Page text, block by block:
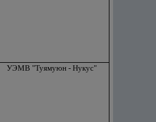
УЭМВ "Туямуюн - Нукус"